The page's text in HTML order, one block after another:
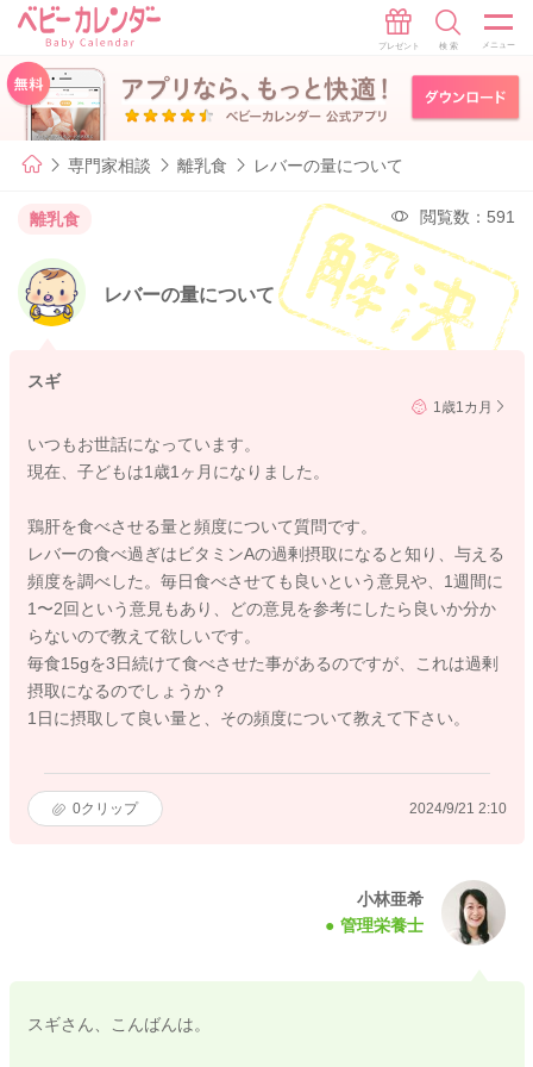
専門家相談 離乳食 レバーの量について
離乳食 閲覧数：591
レバーの量について
スギ
1歳1カ月
いつもお世話になっています。
現在、子どもは1歳1ヶ月になりました。
鶏肝を食べさせる量と頻度について質問です。
レバーの食べ過ぎはビタミンAの過剰摂取になると知り、与える
頻度を調べした。毎日食べさせても良いという意見や、1週間に
1〜2回という意見もあり、どの意見を参考にしたら良いか分か
らないので教えて欲しいです。
毎食15gを3日続けて食べさせた事があるのですが、これは過剰
摂取になるのでしょうか？
1日に摂取して良い量と、その頻度について教えて下さい。
0クリップ 2024/9/21 2:10
小林亜希
管理栄養士
スギさん、こんばんは。